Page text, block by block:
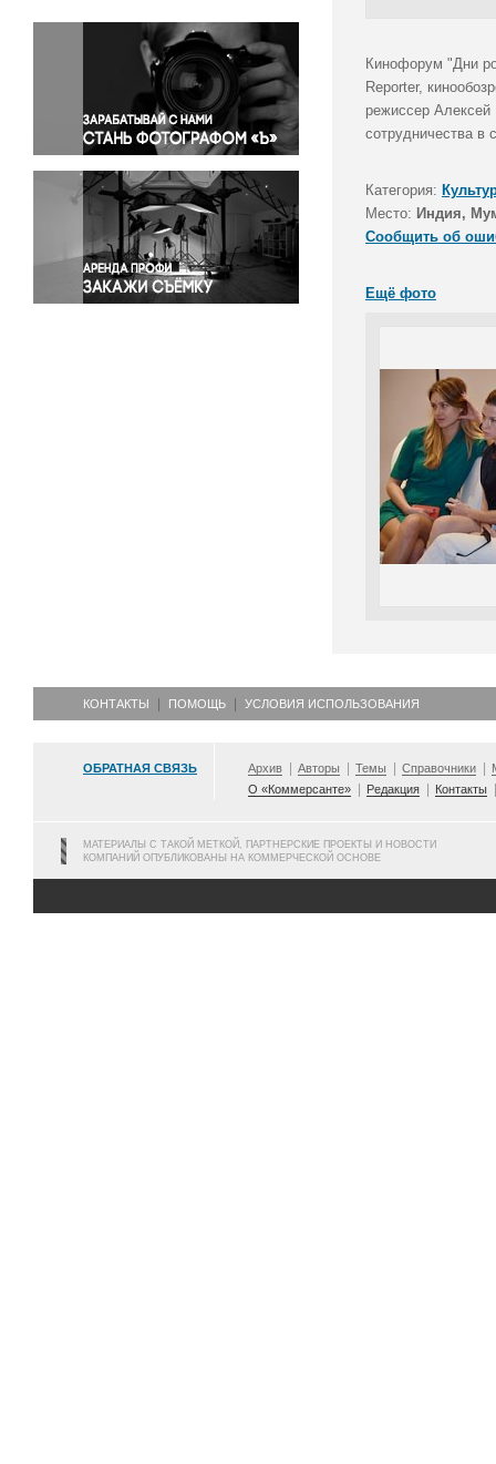
Окружающая среда
Политика
Правосудие
Происшествия и конфликты
Религия
Светская жизнь
Спорт
Экология
Экономика и бизнес
Кинофорум "Дни
Reporter,
режиссер
сотрудничества
Категория:
Место: Индия,
Сообщить об
Ещё фото
КОНТАКТЫ ПОМОЩЬ УСЛОВИЯ ИСПОЛЬЗОВАНИЯ
ОБРАТНАЯ СВЯЗЬ Архив Авторы Темы Справочники
О «Коммерсанте»
Редакция Контакты
МАТЕРИАЛЫ С ТАКОЙ МЕТКОЙ, ПАРТНЕРСКИЕ ПРОЕКТЫ И НОВОСТИ
КОМПАНИЙ ОПУБЛИКОВАНЫ НА КОММЕРЧЕСКОЙ ОСНОВЕ